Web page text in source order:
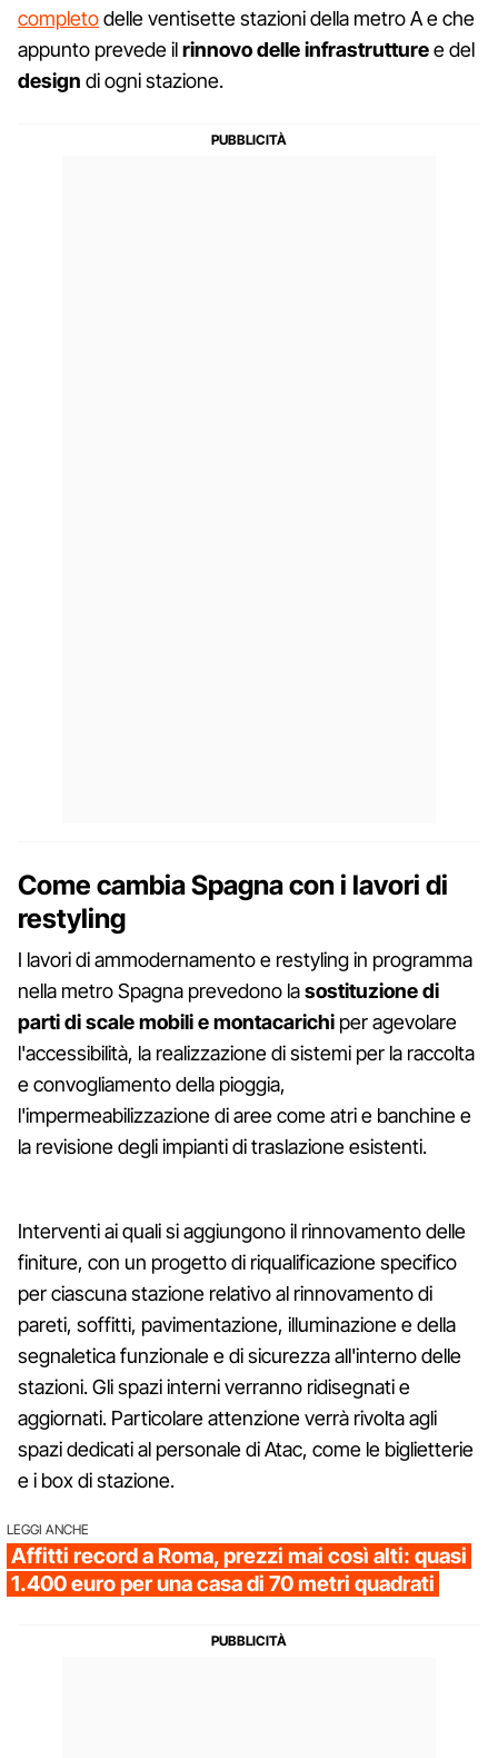
completodelle ventisette stazioni della metro A e che
appunto prevede ilrinnovo delle infrastrutturee del
design di ogni stazione.
Come cambia Spagna con i lavori di
restyling
I lavori di ammodernamento e restyling in programma
nella metro Spagna prevedono lasostituzione di
parti di scale mobili e montacarichi per agevolare
l'accessibilità, la realizzazione di sistemi per la raccolta
e convogliamento della pioggia,
l'impermeabilizzazione di aree come atri e banchine e
la revisione degli impianti di traslazione esistenti.
Interventi ai quali si aggiungono il rinnovamento delle
finiture, con un progetto di riqualificazione specifico
per ciascuna stazione relativo al rinnovamento di
pareti, soffitti, pavimentazione, illuminazione e della
segnaletica funzionale e di sicurezza all'interno delle
stazioni. Gli spazi interni verranno ridisegnati e
aggiornati. Particolare attenzione verrà rivolta agli
spazi dedicati al personale di Atac, come le biglietterie
e i box di stazione.
LEGGI ANCHE
Affitti record a Roma, prezzi mai così alti: quasi
1.400 euro per una casa di 70 metri quadrati